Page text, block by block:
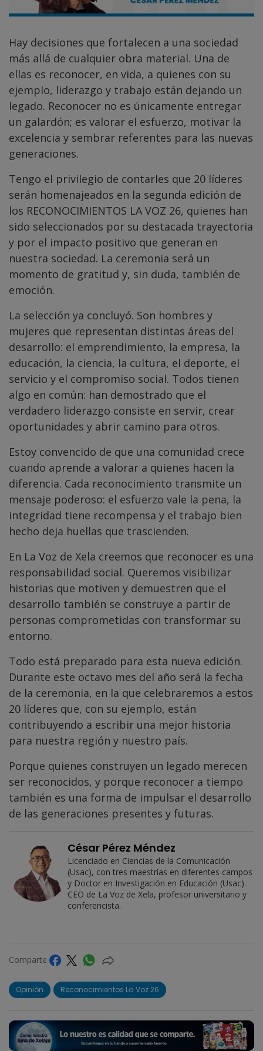
Hay decisiones que fortalecen a una sociedad
más allá de cualquier obra material. Una de
ellas es reconocer, en vida, a quienes con su
ejemplo, liderazgo y trabajo están dejando un
legado. Reconocer no es únicamente entregar
un galardón; es valorar el esfuerzo, motivar la
excelencia y sembrar referentes para las nuevas
generaciones.
Tengo el privilegio de contarles que 20 líderes
serán homenajeados en la segunda edición de
los RECONOCIMIENTOS LA VOZ 26, quienes han
sido seleccionados por su destacada trayectoria
y por el impacto positivo que generan en
nuestra sociedad. La ceremonia será un
momento de gratitud y, sin duda, también de
emoción.
La selección ya concluyó. Son hombres y
mujeres que representan distintas áreas del
desarrollo: el emprendimiento, la empresa, la
educación, la ciencia, la cultura, el deporte, el
servicio y el compromiso social. Todos tienen
algo en común: han demostrado que el
verdadero liderazgo consiste en servir, crear
oportunidades y abrir camino para otros.
Estoy convencido de que una comunidad crece
cuando aprende a valorar a quienes hacen la
diferencia. Cada reconocimiento transmite un
mensaje poderoso: el esfuerzo vale la pena, la
integridad tiene recompensa y el trabajo bien
hecho deja huellas que trascienden.
En La Voz de Xela creemos que reconocer es una
responsabilidad social. Queremos visibilizar
historias que motiven y demuestren que el
desarrollo también se construye a partir de
personas comprometidas con transformar su
entorno.
Todo está preparado para esta nueva edición.
Durante este octavo mes del año será la fecha
de la ceremonia, en la que celebraremos a estos
20 líderes que, con su ejemplo, están
contribuyendo a escribir una mejor historia
para nuestra región y nuestro país.
Porque quienes construyen un legado merecen
ser reconocidos, y porque reconocer a tiempo
también es una forma de impulsar el desarrollo
de las generaciones presentes y futuras.
César Pérez Méndez
Licenciado en Ciencias de la Comunicación
(Usac), con tres maestrías en diferentes campos
y Doctor en Investigación en Educación (Usac).
CEO de La Voz de Xela, profesor universitario y
conferencista.
Comparte
Opinión Reconocimientos La Voz 26